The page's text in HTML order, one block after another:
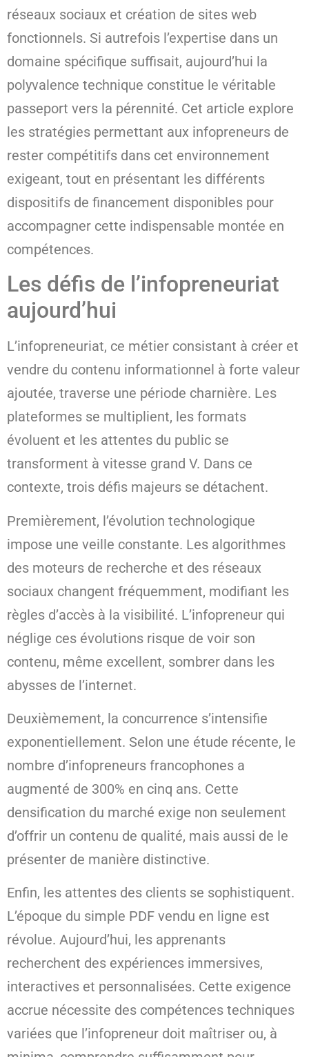
réseaux sociaux et création de sites web
fonctionnels. Si autrefois l’expertise dans un
domaine spécifique suffisait, aujourd’hui la
polyvalence technique constitue le véritable
passeport vers la pérennité. Cet article explore
les stratégies permettant aux infopreneurs de
rester compétitifs dans cet environnement
exigeant, tout en présentant les différents
dispositifs de financement disponibles pour
accompagner cette indispensable montée en
compétences.
Les défis de l’infopreneuriat
aujourd’hui
L’infopreneuriat, ce métier consistant à créer et
vendre du contenu informationnel à forte valeur
ajoutée, traverse une période charnière. Les
plateformes se multiplient, les formats
évoluent et les attentes du public se
transforment à vitesse grand V. Dans ce
contexte, trois défis majeurs se détachent.
Premièrement, l’évolution technologique
impose une veille constante. Les algorithmes
des moteurs de recherche et des réseaux
sociaux changent fréquemment, modifiant les
règles d’accès à la visibilité. L’infopreneur qui
néglige ces évolutions risque de voir son
contenu, même excellent, sombrer dans les
abysses de l’internet.
Deuxièmement, la concurrence s’intensifie
exponentiellement. Selon une étude récente, le
nombre d’infopreneurs francophones a
augmenté de 300% en cinq ans. Cette
densification du marché exige non seulement
d’offrir un contenu de qualité, mais aussi de le
présenter de manière distinctive.
Enfin, les attentes des clients se sophistiquent.
L’époque du simple PDF vendu en ligne est
révolue. Aujourd’hui, les apprenants
recherchent des expériences immersives,
interactives et personnalisées. Cette exigence
accrue nécessite des compétences techniques
variées que l’infopreneur doit maîtriser ou, à